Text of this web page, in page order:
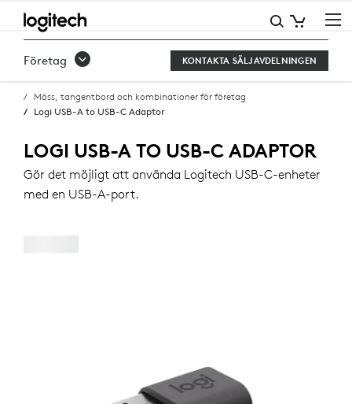
LOGI
USB-
A
TO
USB-
ADAPTOR
Företag KONTAKTA SÄLJAVDELNINGEN
Möss, tangentbord och kombinationer för företag
Logi USB-A to USB-C Adaptor
LOGI USB-A TO USB-C ADAPTOR
Gör det möjligt att använda Logitech USB-C-enheter
med en USB-A-port.